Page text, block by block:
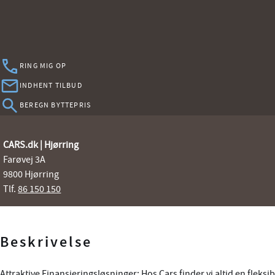
RING MIG OP
INDHENT TILBUD
BEREGN BYTTEPRIS
CARS.dk | Hjørring
Farøvej 3A
9800 Hjørring
Tlf.86 150 150
Beskrivelse